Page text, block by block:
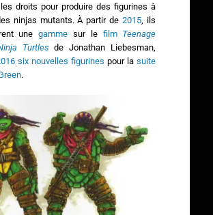
les droits pour produire des figurines à
ninjas mutants. À partir de2015 , ils
unegamme sur le film Teenage
Turtles de Jonathan Liebesman,
six nouvelles figurines pour lasuite
.